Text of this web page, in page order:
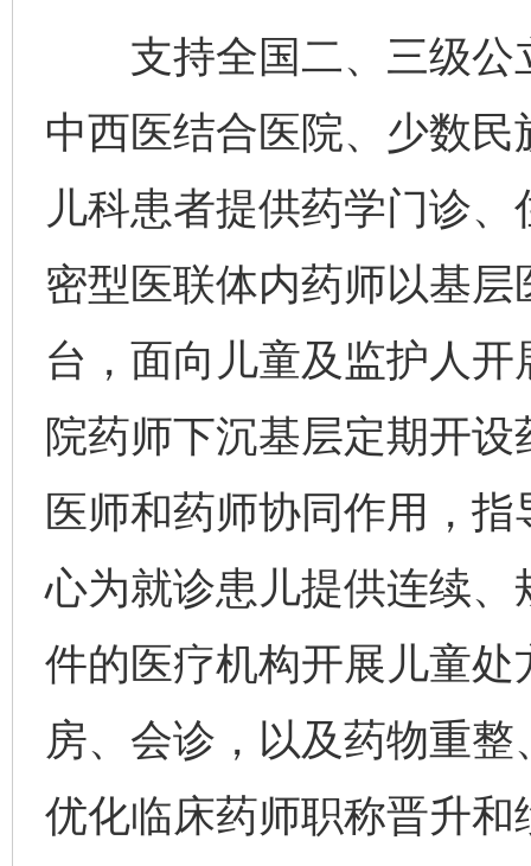
支持全国二、三级公
中西医结合医院、少数
儿科患者提供药学门诊
密型医联体内药师以基
台，面向儿童及监护人
院药师下沉基层定期开
医师和药师协同作用，
心为就诊患儿提供连续
件的医疗机构开展儿童
房、会诊，以及药物重
优化临床药师职称晋升